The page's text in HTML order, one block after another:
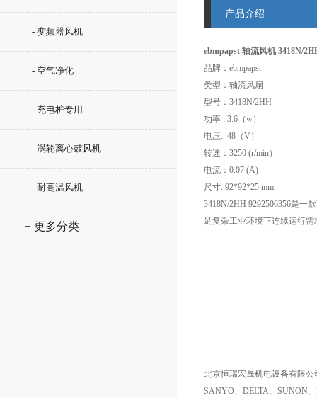
- 变频器风机
- 空气净化
- 充电桩专用
- 涡轮离心鼓风机
- 耐高温风机
+ 更多分类
产品介绍
ebmpapst 轴流风机 3418N/
品牌：ebmpapst
类型：轴流风扇
型号：3418N/2HH
功率 : 3.6（w）
电压: 48（V）
转速：3250 (r/min）
电流：0.07 (A)
尺寸: 92*92*25 mm
3418N/2HH 9292506356是
足复杂工业环境下连续运行
北京恒瑞宏晟机电设备有限公
SANYO、DELTA、SUNON